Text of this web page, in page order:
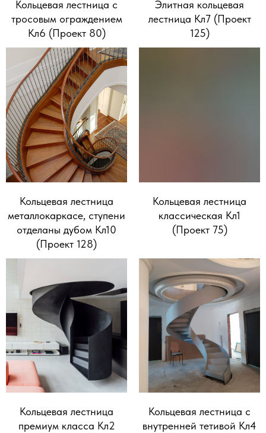
Кольцевая лестница с
тросовым ограждением
Кл6 (Проект 80)
Элитная кольцевая
лестница Кл7 (Проект
125)
Кольцевая лестница
металлокаркасе, ступени
отделаны дубом Кл10
(Проект 128)
Кольцевая лестница
классическая Кл1
(Проект 75)
Кольцевая лестница
премиум класса Кл2
Кольцевая лестница с
внутренней тетивой Кл4